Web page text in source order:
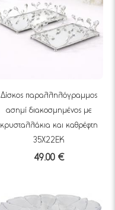
Δίσκος παραλληλόγραμμος
ασημί διακοσμημένος με
κρυσταλλάκια και καθρέφτη
35Χ22ΕΚ
49.00 €